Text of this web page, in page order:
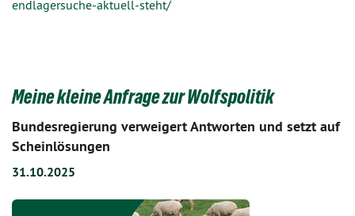
endlagersuche-aktuell-steht/
Meine kleine Anfrage zur Wolfspolitik
Bundesregierung verweigert Antworten und setzt auf
Scheinlösungen
31.10.2025